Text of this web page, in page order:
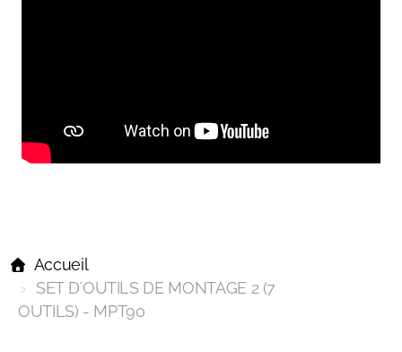
Accueil
SET D´OUTILS DE MONTAGE 2 (7
OUTILS) - MPT90